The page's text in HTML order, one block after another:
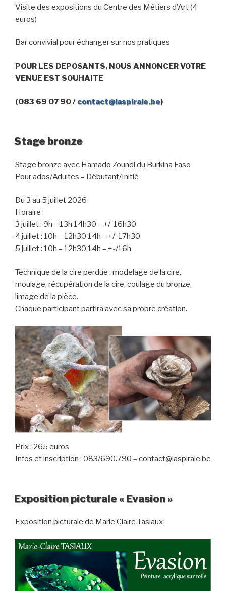
Visite des expositions du Centre des Métiers d’Art (4
euros)
Bar convivial pour échanger sur nos pratiques
POUR LES DEPOSANTS, NOUS ANNONCER VOTRE
VENUE EST SOUHAITE
(083 69 07 90 / contact@laspirale.be)
Stage bronze
Stage bronze avec Hamado Zoundi du Burkina Faso
Pour ados/Adultes – Débutant/Initié
Du 3 au 5 juillet 2026
Horaire :
3 juillet : 9h – 13h 14h30 – +/-16h30
4 juillet : 10h – 12h30 14h – +/-17h30
5 juillet : 10h – 12h30 14h – +-/16h
Technique de la cire perdue : modelage de la cire,
moulage, récupération de la cire, coulage du bronze,
limage de la pièce.
Chaque participant partira avec sa propre création.
Prix : 265 euros
Infos et inscription : 083/690.790 – contact@laspirale.be
Exposition picturale « Evasion »
Exposition picturale de Marie Claire Tasiaux